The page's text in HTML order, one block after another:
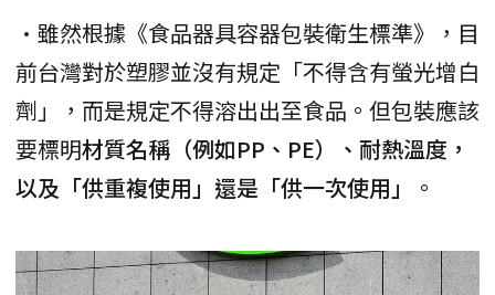
•雖然根據《食品器具容器包裝衛生標準》，目
前台灣對於塑膠並沒有規定「不得含有螢光增白
劑」，而是規定不得溶出出至食品。但包裝應該
要標明材質名稱（例如PP、PE）、耐熱溫度，
以及「供重複使用」還是「供一次使用」
。